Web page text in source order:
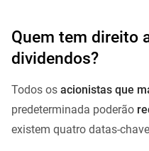
Quem tem direito
dividendos?
Todos os acionistas que
predeterminada poderão
existem quatro datas-